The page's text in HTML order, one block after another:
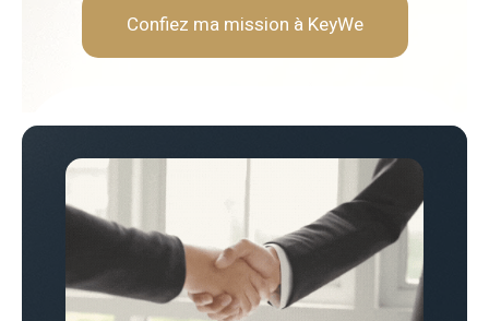
Confiez ma mission à KeyWe